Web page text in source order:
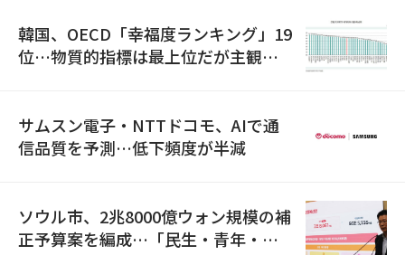
韓国、OECD「幸福度ランキング」19
位…物質的指標は最上位だが主観的
サムスン電子・NTTドコモ、AIで通
信品質を予測…低下頻度が半減
ソウル市、2兆8000億ウォン規模の補
正予算案を編成…「民生・青年・安